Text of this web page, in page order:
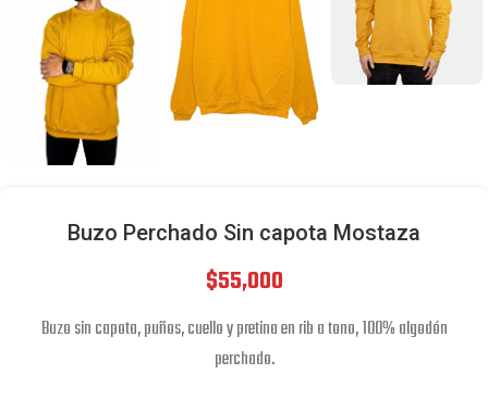
Buzo Perchado Sin capota Mostaza
$55,000
Buzo sin capota, puños, cuello y pretina en rib a tono, 100% algodón
perchado.